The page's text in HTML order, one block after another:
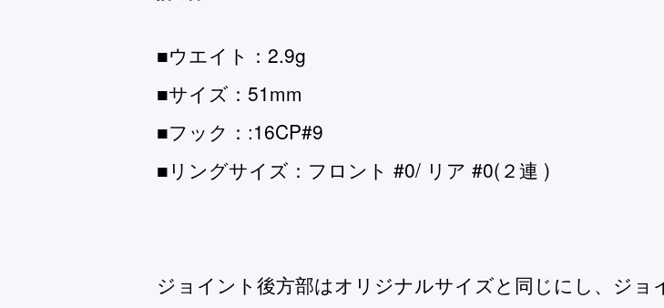
■ウエイト：2.9g
■サイズ：51mm
■フック：:16CP#9
■リングサイズ：フロント #0/ リア #0(２連 )
ジョイント後方部はオリジナルサイズと同じにし、ジ